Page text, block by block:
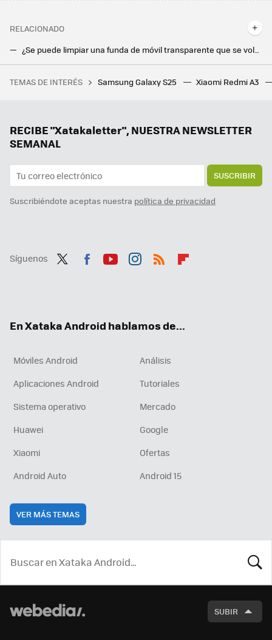
RELACIONADO
A todos nos ha pasado: conectas el cargador y el móvil no carga. Así lo he solucionado en menos de 1 minuto
Un jugador compra a su hijo un PC gaming nuevo por 1.160 euros, pero no se da cuenta de que el hardware instalado tiene más de 10 años
TEMAS DE INTERÉS Samsung Galaxy S25 Xiaomi Redmi A3
RECIBE "Xatakaletter", NUESTRA NEWSLETTER
SEMANAL
SUSCRIBIR
Suscribiéndote aceptas nuestra política de privacidad
Síguenos
En Xataka Android hablamos de...
Móviles Android
Análisis
Aplicaciones Android
Tutoriales
Sistema operativo
Mercado
Huawei
Google
Xiaomi
Ofertas
Android Auto
Android 15
VER MÁS TEMAS
SUBIR